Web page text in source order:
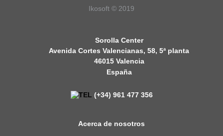
Ikosoft © 2019
Sorolla Center
Avenida Cortes Valencianas, 58, 5ª planta
46015 Valencia
España
(+34) 961 477 356
Acerca de nosotros